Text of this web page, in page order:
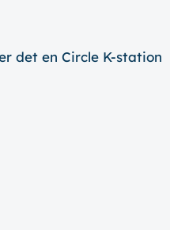
det en Circle K-station